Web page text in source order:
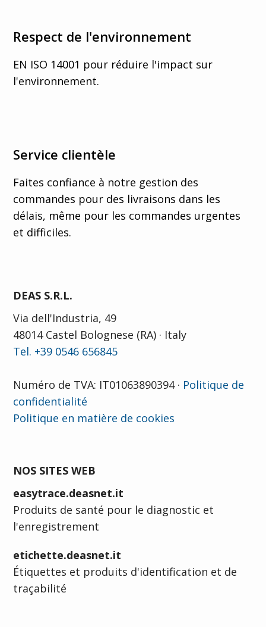
Respect de l'environnement
EN ISO 14001 pour réduire l'impact sur
l'environnement.
Service clientèle
Faites confiance à notre gestion des
commandes pour des livraisons dans les
délais, même pour les commandes urgentes
et difficiles.
DEAS S.R.L.
Via dell'Industria, 49
48014 Castel Bolognese (RA) · Italy
Tel. +39 0546 656845
Numéro de TVA: IT01063890394 · Politique de
confidentialité
Politique en matière de cookies
NOS SITES WEB
easytrace.deasnet.it
Produits de santé pour le diagnostic et
l'enregistrement
etichette.deasnet.it
Étiquettes et produits d'identification et de
traçabilité